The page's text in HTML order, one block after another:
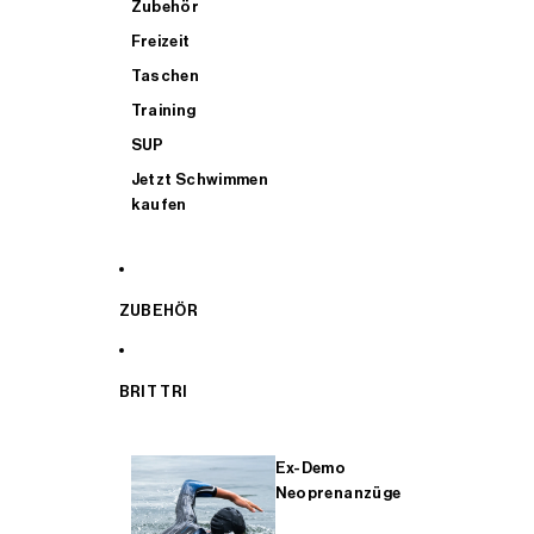
Zubehör
Freizeit
Taschen
Training
SUP
Jetzt Schwimmen
kaufen
ZUBEHÖR
BRIT TRI
Ex-Demo
Neoprenanzüge